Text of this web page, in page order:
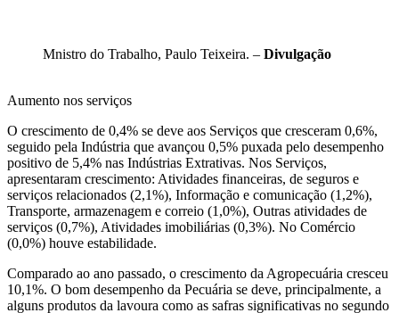
Mnistro do Trabalho, Paulo Teixeira. – Divulgação
Aumento nos serviços
O crescimento de 0,4% se deve aos Serviços que cresceram 0,6%,
seguido pela Indústria que avançou 0,5% puxada pelo desempenho
positivo de 5,4% nas Indústrias Extrativas. Nos Serviços,
apresentaram crescimento: Atividades financeiras, de seguros e
serviços relacionados (2,1%), Informação e comunicação (1,2%),
Transporte, armazenagem e correio (1,0%), Outras atividades de
serviços (0,7%), Atividades imobiliárias (0,3%). No Comércio
(0,0%) houve estabilidade.
Comparado ao ano passado, o crescimento da Agropecuária cresceu
10,1%. O bom desempenho da Pecuária se deve, principalmente, a
alguns produtos da lavoura como as safras significativas no segundo